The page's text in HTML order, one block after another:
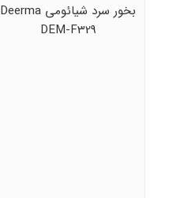
بخور سرد شیائومی Deerma
DEM-F329